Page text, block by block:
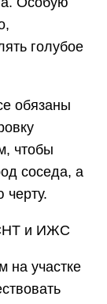
голубое
обязаны
чтобы
соседа, а
черту.
и ИЖС
на участке